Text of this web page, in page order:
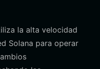
la alta velocidad
Solana para operar